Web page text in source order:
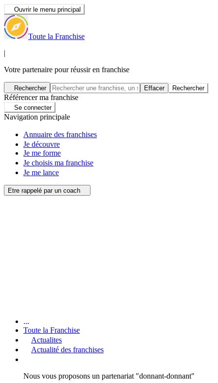
Ouvrir le menu principal
Toute la Franchise
|
Votre partenaire pour réussir en franchise
Rechercher Effacer Rechercher
Référencer ma franchise
Se connecter
Navigation principale
Annuaire des franchises
Je découvre
Je me forme
Je choisis ma franchise
Je me lance
Etre rappelé par un coach
...
Toute la Franchise
Actualites
Actualité des franchises
Nous vous proposons un partenariat "donnant-donnant"